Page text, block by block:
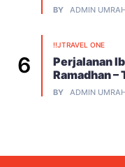
BY ADMIN
!!JTRAVEL ONE
Perjalanan
Ramadhan –
BY ADMIN